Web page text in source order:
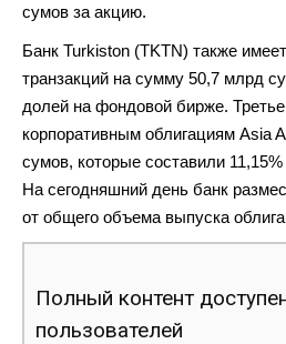
сумов за акцию.
Банк Turkiston (TKTN) также
транзакций на сумму 50,7 млрд
долей на фондовой бирже.
корпоративным облигациям Asia
сумов, которые составили
На сегодняшний день банк
от общего объема выпуска
Полный контент
пользователей